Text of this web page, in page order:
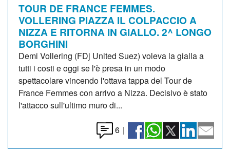
TOUR DE FRANCE FEMMES.
VOLLERING PIAZZA IL COLPACCIO A
NIZZA E RITORNA IN GIALLO. 2^ LONGO
BORGHINI
Demi Vollering (FDj United Suez) voleva la gialla a
tutti i costi e oggi se l'è presa in un modo
spettacolare vincendo l'ottava tappa del Tour de
France Femmes con arrivo a Nizza. Decisivo è stato
l'attacco sull'ultimo muro di...
6 |